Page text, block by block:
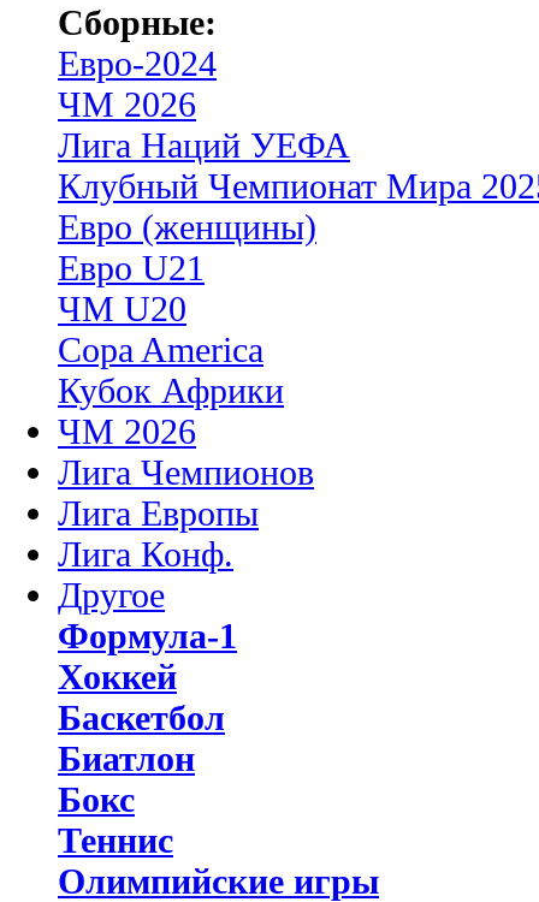
Сборные:
Евро-2024
ЧМ 2026
Лига Наций УЕФА
Клубный Чемпионат Мира
Евро (женщины)
Евро U21
ЧМ U20
Copa America
Кубок Африки
ЧМ 2026
Лига Чемпионов
Лига Европы
Лига Конф.
Другое
Формула-1
Хоккей
Баскетбол
Биатлон
Бокс
Теннис
Олимпийские игры